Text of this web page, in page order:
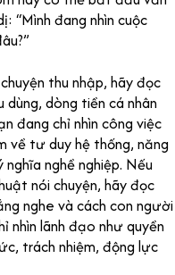
“Mình đang nhìn cuộc
thu nhập, hãy đọc
dòng tiền cá nhân
đang chỉ nhìn công việc
về tư duy hệ thống, năng
nghề nghiệp. Nếu
nói chuyện, hãy đọc
nghe và cách con người
nhìn lãnh đạo như quyền
trách nhiệm, động lực